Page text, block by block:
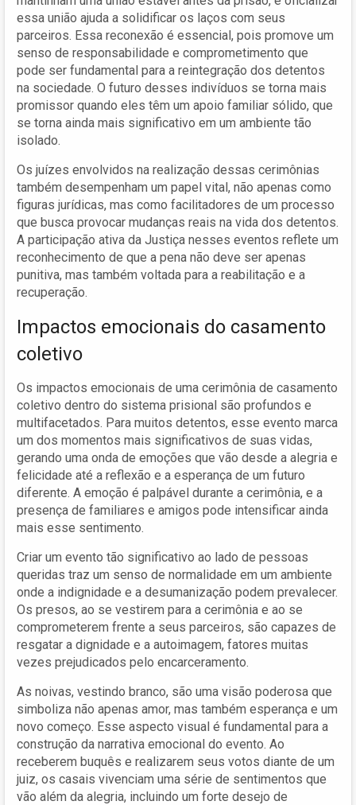
essa união ajuda a solidificar os laços com seus
parceiros. Essa reconexão é essencial, pois promove um
senso de responsabilidade e comprometimento que
pode ser fundamental para a reintegração dos detentos
na sociedade. O futuro desses indivíduos se torna mais
promissor quando eles têm um apoio familiar sólido, que
se torna ainda mais significativo em um ambiente tão
isolado.
Os juízes envolvidos na realização dessas cerimônias
também desempenham um papel vital, não apenas como
figuras jurídicas, mas como facilitadores de um processo
que busca provocar mudanças reais na vida dos detentos.
A participação ativa da Justiça nesses eventos reflete um
reconhecimento de que a pena não deve ser apenas
punitiva, mas também voltada para a reabilitação e a
recuperação.
Impactos emocionais do casamento
coletivo
Os impactos emocionais de uma cerimônia de casamento
coletivo dentro do sistema prisional são profundos e
multifacetados. Para muitos detentos, esse evento marca
um dos momentos mais significativos de suas vidas,
gerando uma onda de emoções que vão desde a alegria e
felicidade até a reflexão e a esperança de um futuro
diferente. A emoção é palpável durante a cerimônia, e a
presença de familiares e amigos pode intensificar ainda
mais esse sentimento.
Criar um evento tão significativo ao lado de pessoas
queridas traz um senso de normalidade em um ambiente
onde a indignidade e a desumanização podem prevalecer.
Os presos, ao se vestirem para a cerimônia e ao se
comprometerem frente a seus parceiros, são capazes de
resgatar a dignidade e a autoimagem, fatores muitas
vezes prejudicados pelo encarceramento.
As noivas, vestindo branco, são uma visão poderosa que
simboliza não apenas amor, mas também esperança e um
novo começo. Esse aspecto visual é fundamental para a
construção da narrativa emocional do evento. Ao
receberem buquês e realizarem seus votos diante de um
juiz, os casais vivenciam uma série de sentimentos que
vão além da alegria, incluindo um forte desejo de